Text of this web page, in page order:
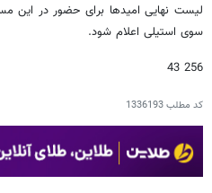
لیست نهایی امیدها برای حضور در این
سوی استیلی اعلام شود.
256 43
کد مطلب1336193